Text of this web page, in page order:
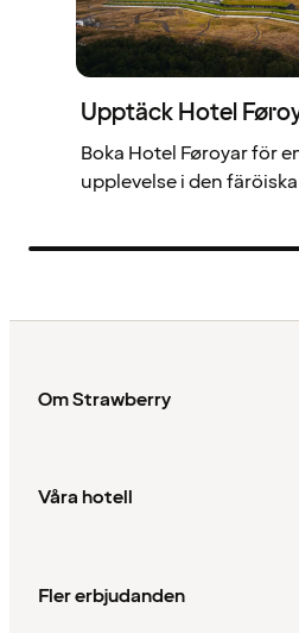
Upptäck Hotel
Boka Hotel Føroyar för
upplevelse i den
Om Strawberry
Våra hotell
Fler erbjudanden